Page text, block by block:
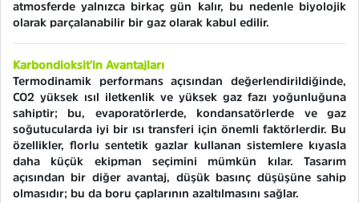
atmosferde yalnızca birkaç gün kalır, bu nedenle biyolojik
olarak parçalanabilir bir gaz olarak kabul edilir.
Karbondioksit'in Avantajları
Termodinamik performans açısından değerlendirildiğinde,
CO2 yüksek ısıl iletkenlik ve yüksek gaz fazı yoğunluğuna
sahiptir; bu, evaporatörlerde, kondansatörlerde ve gaz
soğutucularda iyi bir ısı transferi için önemli faktörlerdir. Bu
özellikler, florlu sentetik gazlar kullanan sistemlere kıyasla
daha küçük ekipman seçimini mümkün kılar. Tasarım
açısından bir diğer avantaj, düşük basınç düşüşüne sahip
olmasıdır; bu da boru çaplarının azaltılmasını sağlar.